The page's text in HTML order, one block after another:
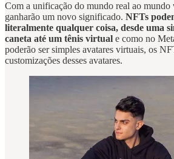
Com a unificação do mundo real ao
ganharão um novo significado. NFTs
literalmente qualquer coisa, desde uma
caneta até um tênis virtual e como no
poderão ser simples avatares virtuais, os
customizações desses avatares.